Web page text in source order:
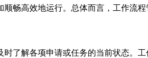
畅高效地运行。总体而言，工作流
了解各项申请或任务的当前状态。